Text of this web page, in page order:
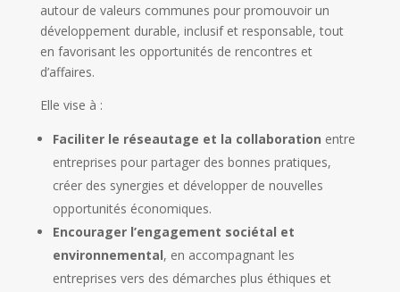
autour de valeurs communes pour promouvoir un
développement durable, inclusif et responsable, tout
en favorisant les opportunités de rencontres et
d’affaires.
Elle vise à :
Faciliter le réseautage et la collaboration entre
entreprises pour partager des bonnes pratiques,
créer des synergies et développer de nouvelles
opportunités économiques.
Encourager l’engagement sociétal et
environnemental, en accompagnant les
entreprises vers des démarches plus éthiques et